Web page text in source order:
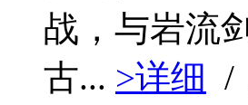
战，与岩流
古... >详细 /